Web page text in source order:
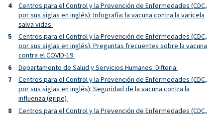
Centros para el Control y la Prevención de Enfermedades (CDC,
por sus siglas en inglés): Infografía: la vacuna contra la varicela
salva vidas
Centros para el Control y la Prevención de Enfermedades (CDC,
por sus siglas en inglés): Preguntas frecuentes sobre la vacuna
contra el COVID-19
Departamento de Salud y Servicios Humanos: Difteria
Centros para el Control y la Prevención de Enfermedades (CDC,
por sus siglas en inglés): Seguridad de la vacuna contra la
influenza (gripe)
Centros para el Control y la Prevención de Enfermedades (CDC,